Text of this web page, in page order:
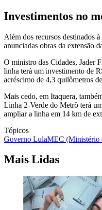
Investimentos no
Além dos recursos destinados
anunciadas obras da extensão
O ministro das Cidades, Jader
linha terá um investimento de
acréscimo de 4,3 quilômetros
Mais cedo, em Itaquera,
Linha 2-Verde do Metrô terá
ampliar a linha em 14 km de
Tópicos
Governo LulaMEC (Ministério
Mais Lidas